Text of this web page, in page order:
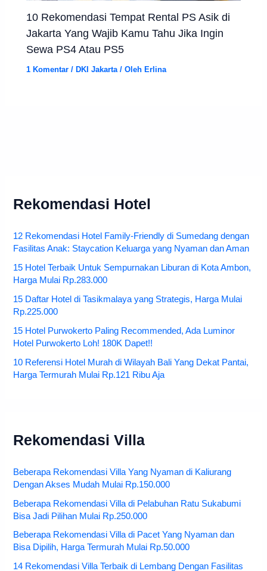
10 Rekomendasi Tempat Rental PS Asik di
Jakarta Yang Wajib Kamu Tahu Jika Ingin
Sewa PS4 Atau PS5
1 Komentar / DKI Jakarta/ Oleh Erlina
Rekomendasi Hotel
12 Rekomendasi Hotel Family-Friendly di Sumedang dengan
Fasilitas Anak: Staycation Keluarga yang Nyaman dan Aman
15 Hotel Terbaik Untuk Sempurnakan Liburan di Kota Ambon,
Harga Mulai Rp.283.000
15 Daftar Hotel di Tasikmalaya yang Strategis, Harga Mulai
Rp.225.000
15 Hotel Purwokerto Paling Recommended, Ada Luminor
Hotel Purwokerto Loh! 180K Dapet!!
10 Referensi Hotel Murah di Wilayah Bali Yang Dekat Pantai,
Harga Termurah Mulai Rp.121 Ribu Aja
Rekomendasi Villa
Beberapa Rekomendasi Villa Yang Nyaman di Kaliurang
Dengan Akses Mudah Mulai Rp.150.000
Beberapa Rekomendasi Villa di Pelabuhan Ratu Sukabumi
Bisa Jadi Pilihan Mulai Rp.250.000
Beberapa Rekomendasi Villa di Pacet Yang Nyaman dan
Bisa Dipilih, Harga Termurah Mulai Rp.50.000
14 Rekomendasi Villa Terbaik di Lembang Dengan Fasilitas